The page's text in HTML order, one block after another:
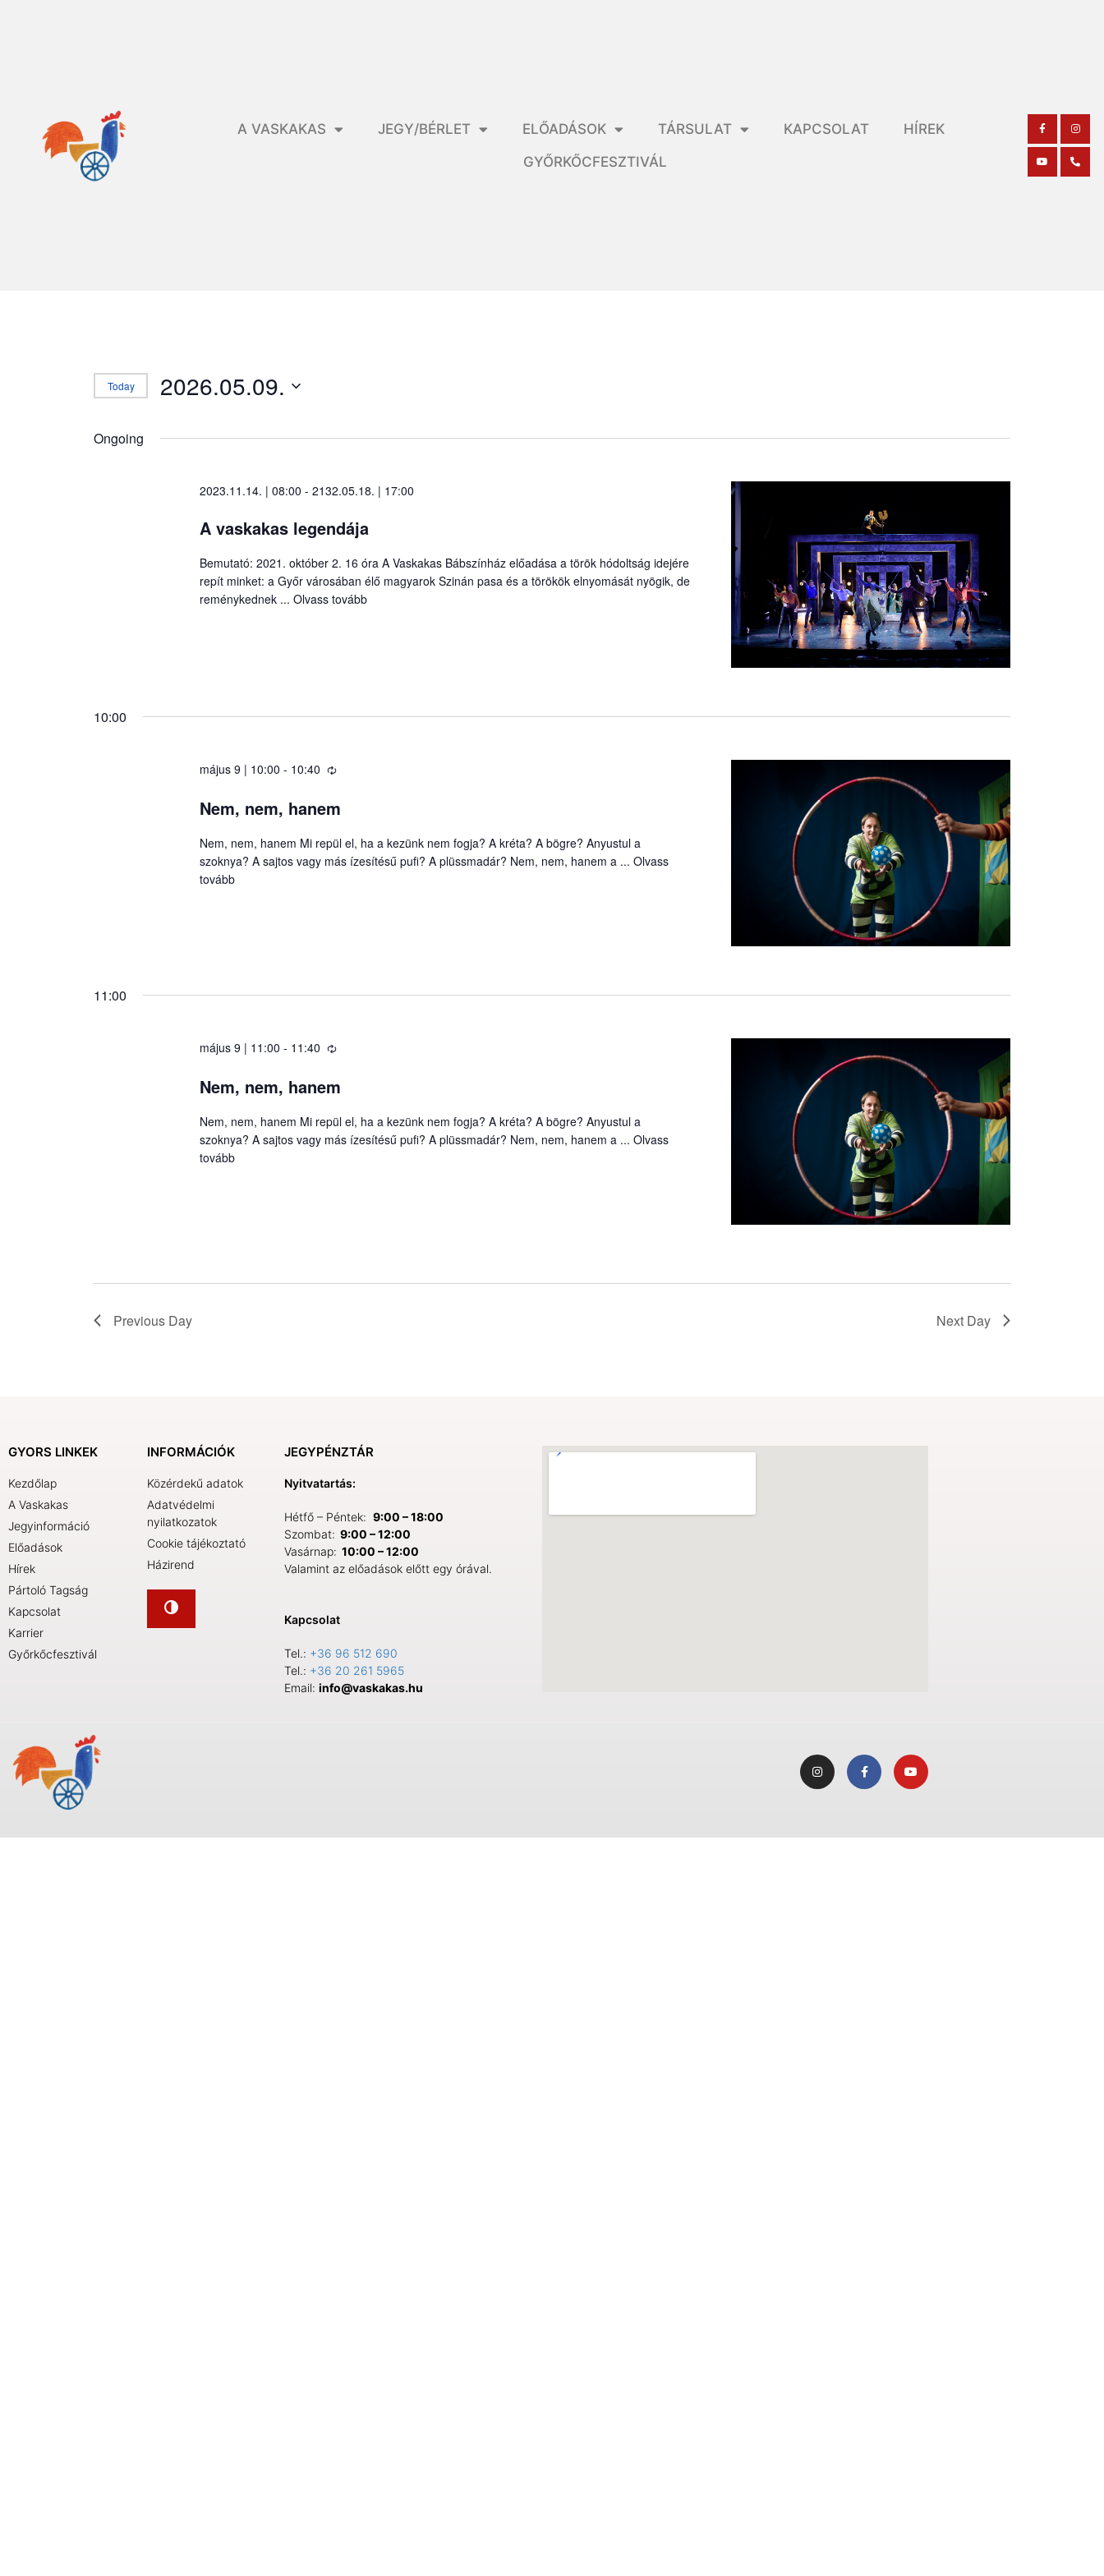
A VASKAKAS JEGY/BÉRLET ELŐADÁSOK TÁRSULAT KAPCSOLAT
HÍREK
GYŐRKŐCFESZTIVÁL
Today 2026.05.09.
Ongoing
2023.11.14. | 08:00 -2132.05.18. | 17:00
A vaskakas legendája
Bemutató: 2021. október 2. 16 óra A Vaskakas Bábszínház előadása a török hódoltság idejére
repít minket: a Győr városában élő magyarok Szinán pasa és a törökök elnyomását nyögik, de
reménykednek ...Olvass tovább
10:00
május 9 | 10:00 - 10:40
Nem, nem, hanem
Nem, nem, hanem Mi repül el, ha a kezünk nem fogja? A kréta? A bögre? Anyustul a
szoknya? A sajtos vagy más ízesítésű pufi? A plüssmadár? Nem, nem, hanem a ...Olvass
tovább
11:00
május 9 | 11:00 - 11:40
Nem, nem, hanem
Nem, nem, hanem Mi repül el, ha a kezünk nem fogja? A kréta? A bögre? Anyustul a
szoknya? A sajtos vagy más ízesítésű pufi? A plüssmadár? Nem, nem, hanem a ...Olvass
tovább
Previous Day Next Day
GYORS LINKEK
Kezdőlap
A Vaskakas
Jegyinformáció
Előadások
Hírek
Pártoló Tagság
Kapcsolat
Karrier
Győrkőcfesztivál
INFORMÁCIÓK
Közérdekű adatok
Adatvédelmi
nyilatkozatok
Cookie tájékoztató
Házirend
JEGYPÉNZTÁR
Nyitvatartás:
Hétfő – Péntek: 9:00 – 18:00
Szombat: 9:00 – 12:00
Vasárnap: 10:00 – 12:00
Valamint az előadások előtt egy órával.
Kapcsolat
Tel.: +36 96 512 690
Tel.: +36 20 261 5965
Email: info@vaskakas.hu